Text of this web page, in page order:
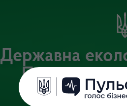
Державна
Офіційний веб-портал Державної